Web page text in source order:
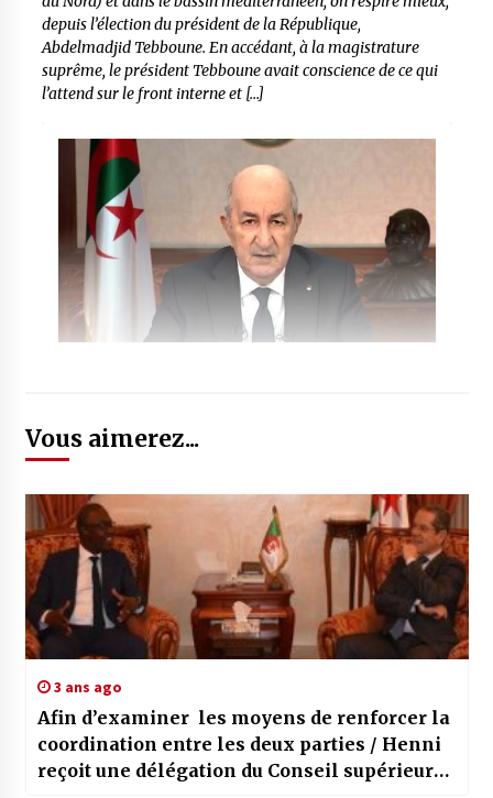
depuis l’élection du président de la République,
Abdelmadjid Tebboune. En accédant, à la magistrature
suprême, le président Tebboune avait conscience de ce qui
l’attend sur le front interne et […]
Vous aimerez...
3 ans ago
Afin d’examiner les moyens de renforcer la
coordination entre les deux parties / Henni
reçoit une délégation du Conseil supérieur